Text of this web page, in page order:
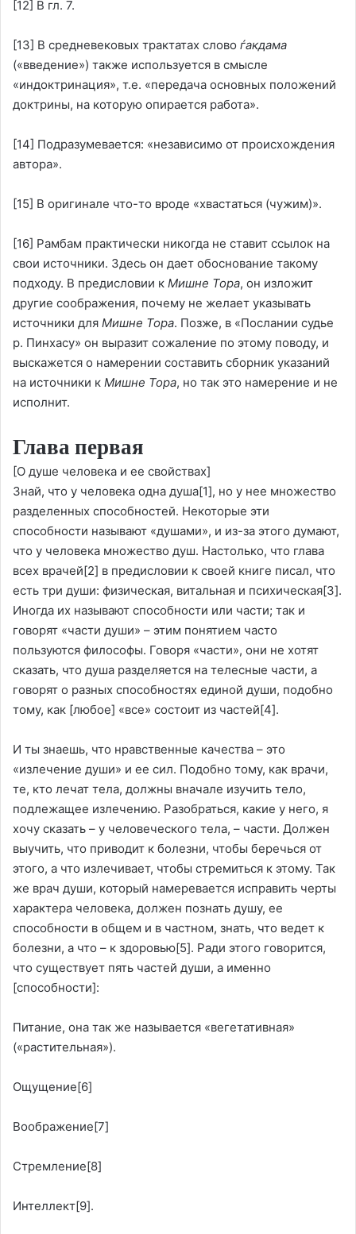
[12] В гл. 7.
[13] В средневековых трактатах словоѓакдама
(«введение») также используется в смысле
«индоктринация», т.е. «передача основных положений
доктрины, на которую опирается работа».
[14] Подразумевается: «независимо от происхождения
автора».
[15] В оригинале что-то вроде «хвастаться (чужим)».
[16] Рамбам практически никогда не ставит ссылок на
свои источники. Здесь он дает обоснование такому
подходу. В предисловии кМишне Тора, он изложит
другие соображения, почему не желает указывать
источники дляМишне Тора. Позже, в «Послании судье
р. Пинхасу» он выразит сожаление по этому поводу, и
выскажется о намерении составить сборник указаний
на источники кМишне Тора, но так это намерение и не
исполнит.
Глава первая
[О душе человека и ее свойствах]
Знай, что у человека одна душа[1], но у нее множество
разделенных способностей. Некоторые эти
способности называют «душами», и из-за этого думают,
что у человека множество душ. Настолько, что глава
всех врачей[2] в предисловии к своей книге писал, что
есть три души: физическая, витальная и психическая[3].
Иногда их называют способности или части; так и
говорят «части души» – этим понятием часто
пользуются философы. Говоря «части», они не хотят
сказать, что душа разделяется на телесные части, а
говорят о разных способностях единой души, подобно
тому, как [любое] «все» состоит из частей[4].
И ты знаешь, что нравственные качества – это
«излечение души» и ее сил. Подобно тому, как врачи,
те, кто лечат тела, должны вначале изучить тело,
подлежащее излечению. Разобраться, какие у него, я
хочу сказать – у человеческого тела, – части. Должен
выучить, что приводит к болезни, чтобы беречься от
этого, а что излечивает, чтобы стремиться к этому. Так
же врач души, который намеревается исправить черты
характера человека, должен познать душу, ее
способности в общем и в частном, знать, что ведет к
болезни, а что – к здоровью[5]. Ради этого говорится,
что существует пять частей души, а именно
[способности]:
Питание, она так же называется «вегетативная»
(«растительная»).
Ощущение[6]
Воображение[7]
Стремление[8]
Интеллект[9].